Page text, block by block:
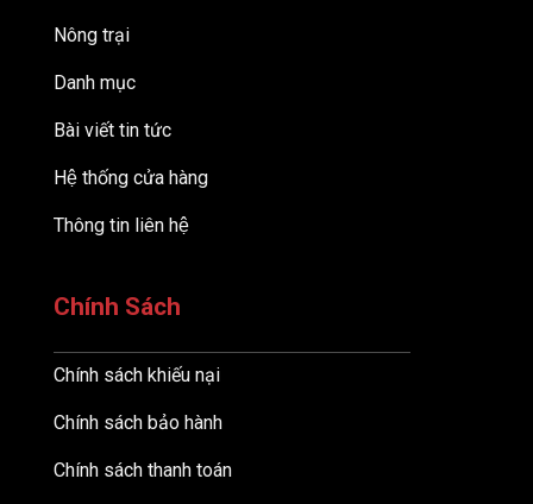
Nông trại
Danh mục
Bài viết tin tức
Hệ thống cửa hàng
Thông tin liên hệ
Chính Sách
Chính sách khiếu nại
Chính sách bảo hành
Chính sách thanh toán